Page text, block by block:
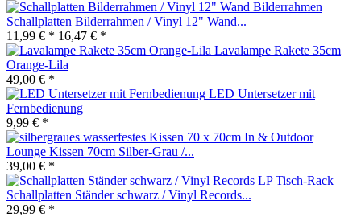
Schallplatten Bilderrahmen / Vinyl 12" Wand...
11,99 € * 16,47 € *
Lavalampe Rakete 35cm
Orange-Lila
49,00 € *
LED Untersetzer mit
Fernbedienung
9,99 € *
In & Outdoor
Lounge Kissen 70cm Silber-Grau /...
39,00 € *
Schallplatten Ständer schwarz / Vinyl Records...
29,99 € *